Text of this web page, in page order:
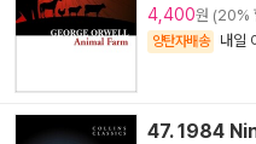
4,400원 (20%
양탄자배송 내일
47. 1984